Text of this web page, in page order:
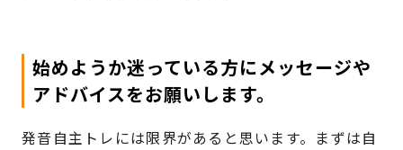
始めようか迷っている方にメッセージや
アドバイスをお願いします。
発音自主トレには限界があると思います。まずは自